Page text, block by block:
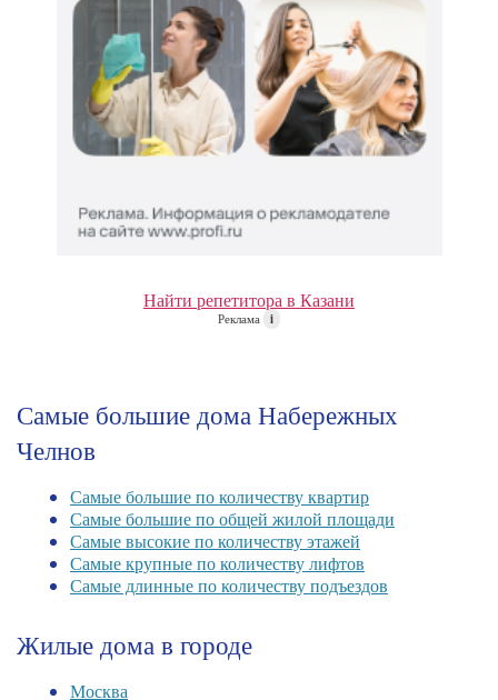
Найти репетитора в Казани
Реклама i
Самые большие дома Набережных
Челнов
Самые большие по количеству квартир
Самые большие по общей жилой площади
Самые высокие по количеству этажей
Самые крупные по количеству лифтов
Самые длинные по количеству подъездов
Жилые дома в городе
Москва